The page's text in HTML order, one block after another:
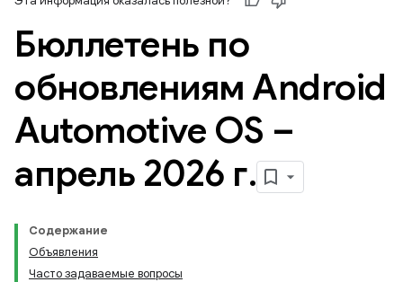
Бюллетень по
обновлениям Android
Automotive OS –
апрель 2026 г.
Содержание
Объявления
Часто задаваемые вопросы